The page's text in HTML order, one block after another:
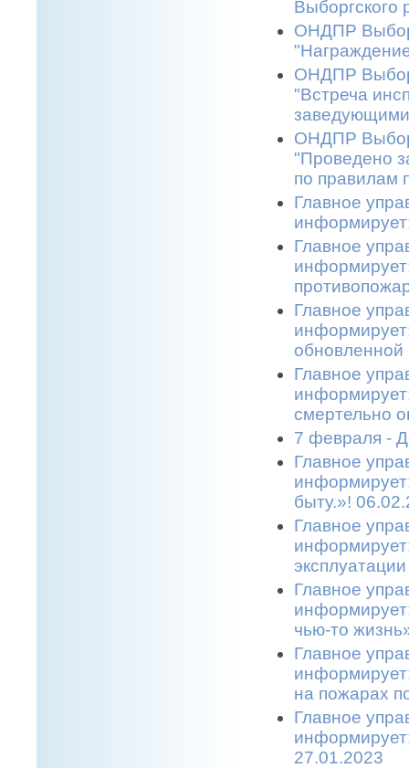
Выборгского
ОНДПР
ОНДПР
"Встреча
ОНДПР
"Проведено
по правилам
Главное
Главное
Главное
обновленной
Главное
смертельно
7 февраля -
Главное
быту.»!
Главное
Главное
чью-то
Главное
на пожарах
Главное
27.01.2023